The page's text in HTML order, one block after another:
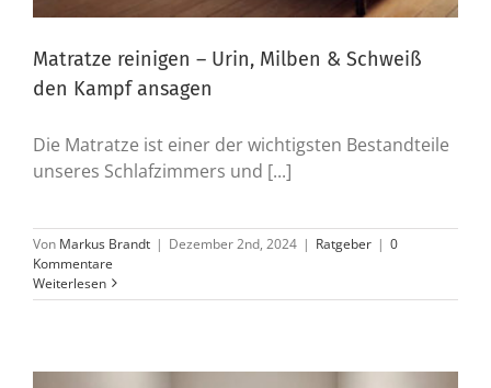
Matratze reinigen – Urin, Milben & Schweiß
den Kampf ansagen
Die Matratze ist einer der wichtigsten Bestandteile
unseres Schlafzimmers und [...]
Von Markus Brandt | Dezember 2nd, 2024 | Ratgeber | 0
Kommentare
Weiterlesen